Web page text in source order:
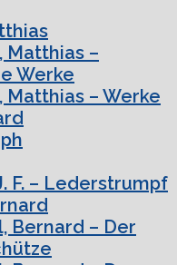
Matthias –
Werke
Matthias – Werke
F. – Lederstrumpf
Bernard – Der